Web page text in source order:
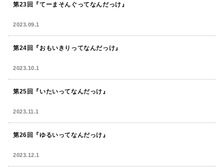
第23回『てーまそんぐってなんだっけ』
2023.09.1
第24回『おもいきりってなんだっけ』
2023.10.1
第25回『いたいってなんだっけ』
2023.11.1
第26回『ゆるいってなんだっけ』
2023.12.1